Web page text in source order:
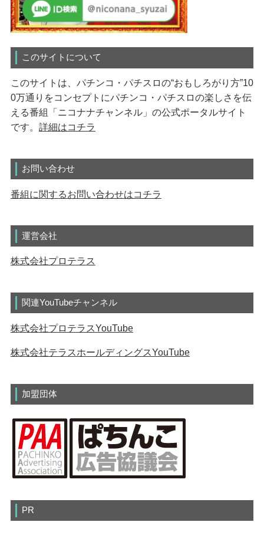
このサイトについて
このサイトは、パチンコ・パチスロの“おもしろがり方”10
0万通りをコンセプトにパチンコ・パチスロの楽しさを伝
える番組「ニコナナチャンネル」の公式ポータルサイト
です。 詳細はコチラ
お問い合わせ
番組に関するお問い合わせはコチラ
運営会社
株式会社プロテラス
関連YouTubeチャンネル
株式会社プロテラスYouTube
株式会社テラスホールディングスYouTube
加盟団体
PR